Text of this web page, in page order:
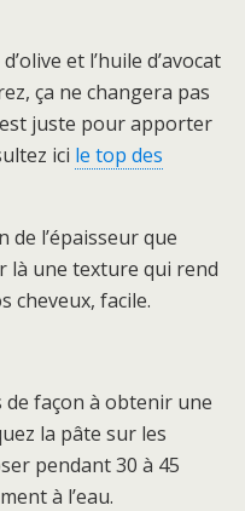
et l’huile d’avocat
ça ne changera pas
juste pour apporter
ici le top des
de l’épaisseur que
là une texture qui rend
cheveux, facile.
façon à obtenir une
la pâte sur les
pendant 30 à 45
à l’eau.